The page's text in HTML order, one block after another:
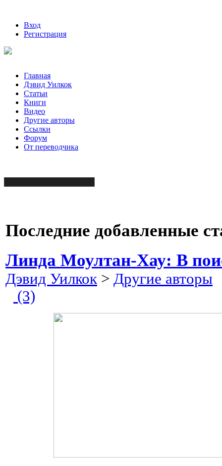
Вход
Регистрация
Главная
Дэвид Уилкок
Статьи
Книги
Видео
Другие авторы
Ссылки
Форум
От переводчика
Последние добавленные
Линда Моултан-Хау: В
Дэвид Уилкок > Другие авторы
(3)